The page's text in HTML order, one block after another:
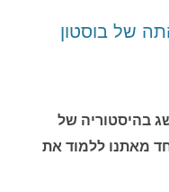
של בוסטון
בהיסטוריה של
מאתנו ללמוד את